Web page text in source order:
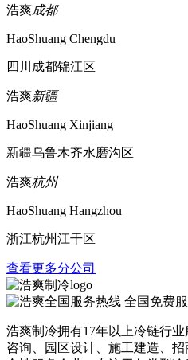
浩爽成都
HaoShuang Chengdu
四川成都锦江区
浩爽新疆
HaoShuang Xinjiang
新疆乌鲁木齐水磨沟区
浩爽杭州
HaoShuang Hangzhou
浙江杭州江干区
查看更多分公司
全国免费
浩爽制冷拥有17年以上冷链行
咨询、园区设计、施工建造、